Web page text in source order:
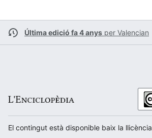
Última edició fa 4 anys per Valencian
El contingut està disponible baix la llicència